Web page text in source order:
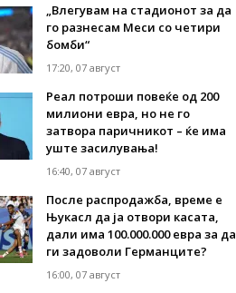
„Влегувам на стадионот за да
го разнесам Меси со четири
бомби“
17:20, 07 август
Реал потроши повеќе од 200
милиони евра, но не го
затвора паричникот – ќе има
уште засилувања!
16:40, 07 август
После распродажба, време е
Њукасл да ја отвори касата,
дали има 100.000.000 евра за да
ги задоволи Германците?
16:00, 07 август